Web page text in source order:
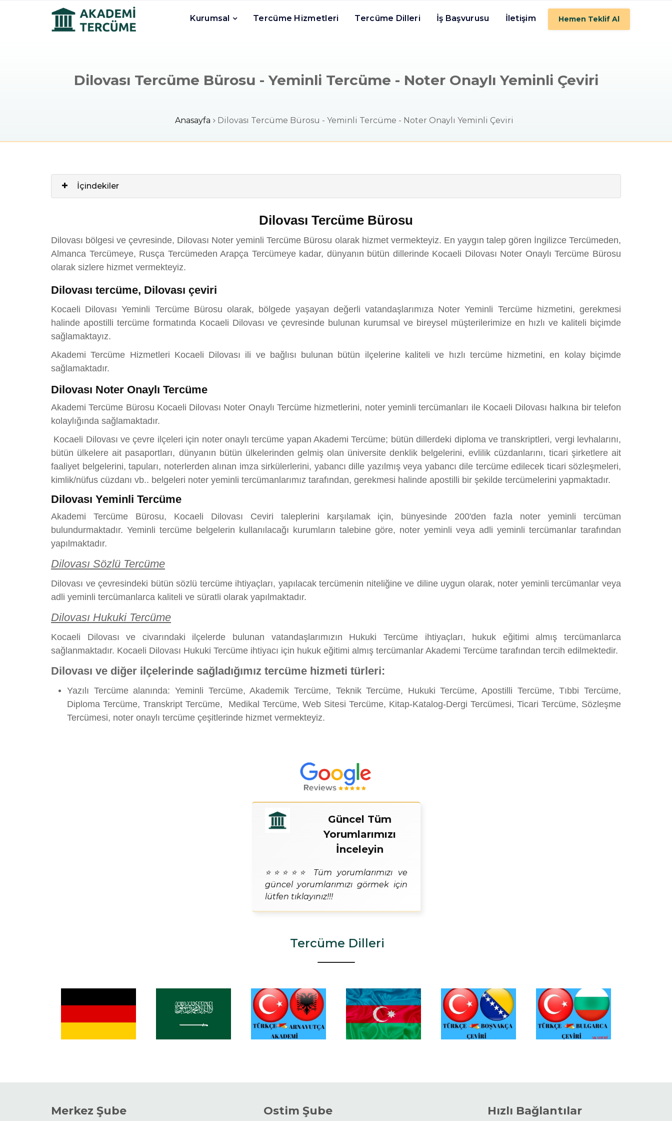
Kurumsal Tercüme Hizmetleri Tercüme Dilleri İş Başvurusu İletişim Hemen Teklif Al
Dilovası Tercüme Bürosu - Yeminli Tercüme - Noter Onaylı Yeminli Çeviri
Anasayfa Dilovası Tercüme Bürosu - Yeminli Tercüme - Noter Onaylı Yeminli Çeviri
İçindekiler
Dilovası Tercüme Bürosu
Dilovası bölgesi ve çevresinde, Dilovası Noter yeminli Tercüme Bürosu olarak hizmet vermekteyiz. En yaygın talep gören İngilizce Tercümeden,
Almanca Tercümeye, Rusça Tercümeden Arapça Tercümeye kadar, dünyanın bütün dillerinde Kocaeli Dilovası Noter Onaylı Tercüme Bürosu
olarak sizlere hizmet vermekteyiz.
Dilovası tercüme, Dilovası çeviri
Kocaeli Dilovası Yeminli Tercüme Bürosu olarak, bölgede yaşayan değerli vatandaşlarımıza Noter Yeminli Tercüme hizmetini, gerekmesi
halinde apostilli tercüme formatında Kocaeli Dilovası ve çevresinde bulunan kurumsal ve bireysel müşterilerimize en hızlı ve kaliteli biçimde
sağlamaktayız.
Akademi Tercüme Hizmetleri Kocaeli Dilovası ili ve bağlısı bulunan bütün ilçelerine kaliteli ve hızlı tercüme hizmetini, en kolay biçimde
sağlamaktadır.
Dilovası Noter Onaylı Tercüme
Akademi Tercüme Bürosu Kocaeli Dilovası Noter Onaylı Tercüme hizmetlerini, noter yeminli tercümanları ile Kocaeli Dilovası halkına bir telefon
kolaylığında sağlamaktadır.
Kocaeli Dilovası ve çevre ilçeleri için noter onaylı tercüme yapan Akademi Tercüme; bütün dillerdeki diploma ve transkriptleri, vergi levhalarını,
bütün ülkelere ait pasaportları, dünyanın bütün ülkelerinden gelmiş olan üniversite denklik belgelerini, evlilik cüzdanlarını, ticari şirketlere ait
faaliyet belgelerini, tapuları, noterlerden alınan imza sirkülerlerini, yabancı dille yazılmış veya yabancı dile tercüme edilecek ticari sözleşmeleri,
kimlik/nüfus cüzdanı vb.. belgeleri noter yeminli tercümanlarımız tarafından, gerekmesi halinde apostilli bir şekilde tercümelerini yapmaktadır.
Dilovası Yeminli Tercüme
Akademi Tercüme Bürosu, Kocaeli Dilovası Ceviri taleplerini karşılamak için, bünyesinde 200'den fazla noter yeminli tercüman
bulundurmaktadır. Yeminli tercüme belgelerin kullanılacağı kurumların talebine göre, noter yeminli veya adli yeminli tercümanlar tarafından
yapılmaktadır.
Dilovası Sözlü Tercüme
Dilovası ve çevresindeki bütün sözlü tercüme ihtiyaçları, yapılacak tercümenin niteliğine ve diline uygun olarak, noter yeminli tercümanlar veya
adli yeminli tercümanlarca kaliteli ve süratli olarak yapılmaktadır.
Dilovası Hukuki Tercüme
Kocaeli Dilovası ve civarındaki ilçelerde bulunan vatandaşlarımızın Hukuki Tercüme ihtiyaçları, hukuk eğitimi almış tercümanlarca
sağlanmaktadır. Kocaeli Dilovası Hukuki Tercüme ihtiyacı için hukuk eğitimi almış tercümanlar Akademi Tercüme tarafından tercih edilmektedir.
Dilovası ve diğer ilçelerinde sağladığımız tercüme hizmeti türleri:
Yazılı Tercüme alanında: Yeminli Tercüme, Akademik Tercüme, Teknik Tercüme, Hukuki Tercüme, Apostilli Tercüme, Tıbbi Tercüme,
Diploma Tercüme, Transkript Tercüme, Medikal Tercüme, Web Sitesi Tercüme, Kitap-Katalog-Dergi Tercümesi, Ticari Tercüme, Sözleşme
Tercümesi, noter onaylı tercüme çeşitlerinde hizmet vermekteyiz.
Güncel Tüm
Yorumlarımızı
İnceleyin
⭐⭐⭐⭐⭐ Tüm yorumlarımızı ve
güncel yorumlarımızı görmek için
lütfen tıklayınız!!!
Tercüme Dilleri
Merkez Şube Ostim Şube Hızlı Bağlantılar